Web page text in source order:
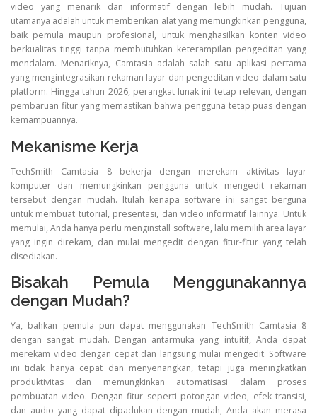
video yang menarik dan informatif dengan lebih mudah. Tujuan
utamanya adalah untuk memberikan alat yang memungkinkan pengguna,
baik pemula maupun profesional, untuk menghasilkan konten video
berkualitas tinggi tanpa membutuhkan keterampilan pengeditan yang
mendalam. Menariknya, Camtasia adalah salah satu aplikasi pertama
yang mengintegrasikan rekaman layar dan pengeditan video dalam satu
platform. Hingga tahun 2026, perangkat lunak ini tetap relevan, dengan
pembaruan fitur yang memastikan bahwa pengguna tetap puas dengan
kemampuannya.
Mekanisme Kerja
TechSmith Camtasia 8 bekerja dengan merekam aktivitas layar
komputer dan memungkinkan pengguna untuk mengedit rekaman
tersebut dengan mudah. Itulah kenapa software ini sangat berguna
untuk membuat tutorial, presentasi, dan video informatif lainnya. Untuk
memulai, Anda hanya perlu menginstall software, lalu memilih area layar
yang ingin direkam, dan mulai mengedit dengan fitur-fitur yang telah
disediakan.
Bisakah Pemula Menggunakannya
dengan Mudah?
Ya, bahkan pemula pun dapat menggunakan TechSmith Camtasia 8
dengan sangat mudah. Dengan antarmuka yang intuitif, Anda dapat
merekam video dengan cepat dan langsung mulai mengedit. Software
ini tidak hanya cepat dan menyenangkan, tetapi juga meningkatkan
produktivitas dan memungkinkan automatisasi dalam proses
pembuatan video. Dengan fitur seperti potongan video, efek transisi,
dan audio yang dapat dipadukan dengan mudah, Anda akan merasa